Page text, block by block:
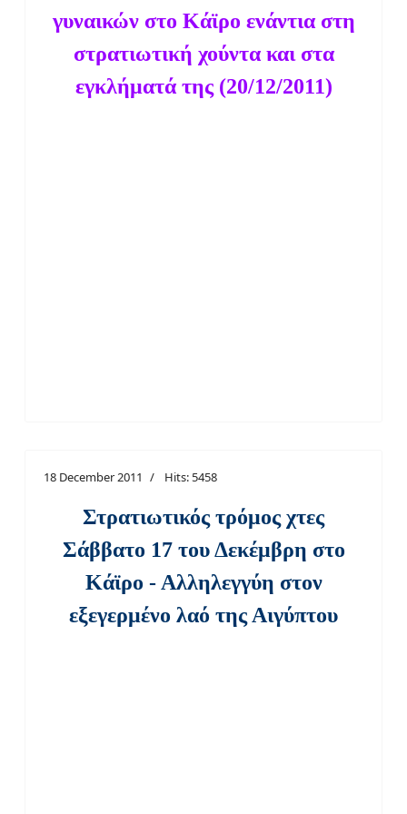
γυναικών στο Κάϊρο ενάντια στη
στρατιωτική χούντα και στα
εγκλήματά της (20/12/2011)
18 December 2011 Hits: 5458
Στρατιωτικός τρόμος χτες
Σάββατο 17 του Δεκέμβρη στο
Κάϊρο - Αλληλεγγύη στον
εξεγερμένο λαό της Αιγύπτου